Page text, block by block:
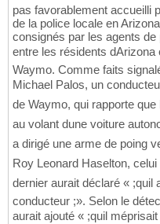
pas favorablement accueilli
de la police locale en
consignés par les agents
entre les résidents
Waymo. Comme faits
Michael Palos, un
de Waymo, qui rapporte que
au volant dune voiture
a dirigé une arme de poing
Roy Leonard Haselton, celui
dernier aurait déclaré « ;quil
conducteur ;». Selon le
aurait ajouté « ;quil